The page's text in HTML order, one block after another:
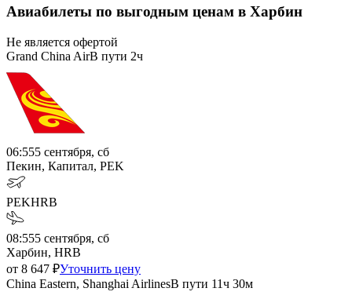
Авиабилеты по выгодным ценам в Харбин
Не является офертой
Grand China AirВ пути 2ч
06:555 сентября, сб
Пекин, Капитал, PEK
PEKHRB
08:555 сентября, сб
Харбин, HRB
от 8 647 ₽Уточнить цену
China Eastern, Shanghai AirlinesВ пути 11ч 30м